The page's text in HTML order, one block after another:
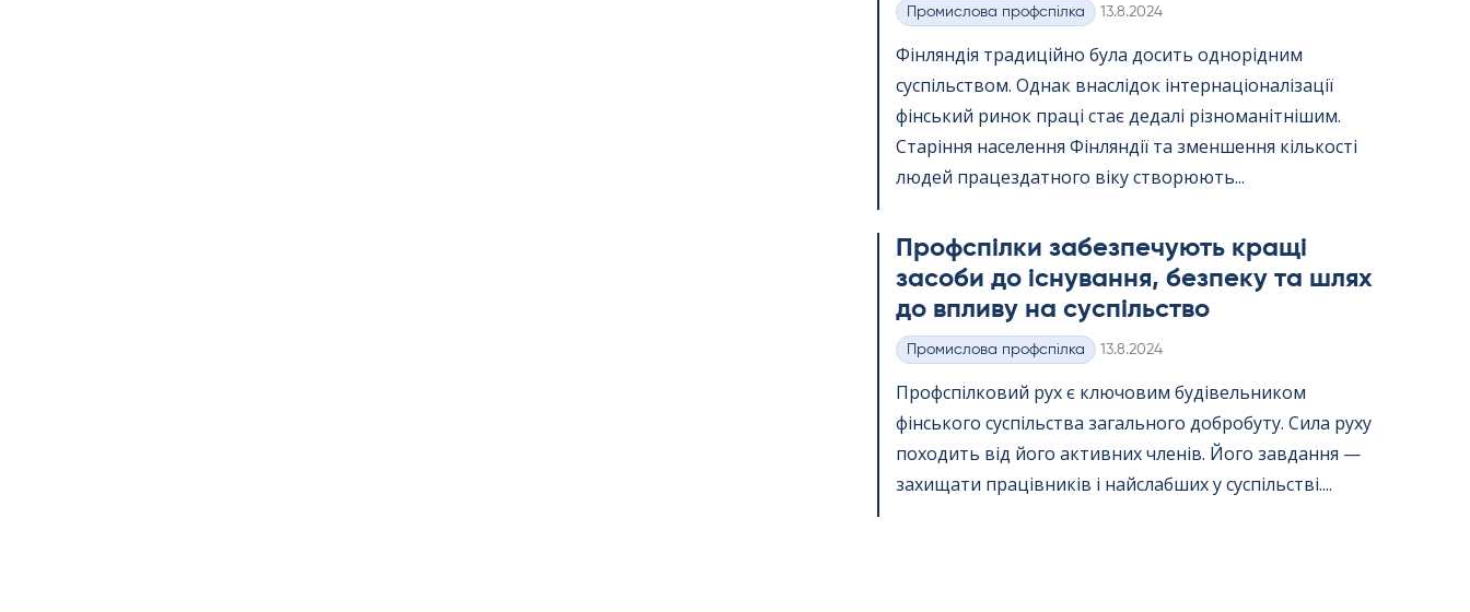
Категорії
Промислова профспілка Kirjoitettu
13.8.2024
Фінляндія традиційно була досить однорідним
суспільством. Однак внаслідок інтернаціоналізації
фінський ринок праці стає дедалі різноманітнішим.
Старіння населення Фінляндії та зменшення кількості
людей працездатного віку створюють...
Профспілки забезпечують кращі
засоби до існування, безпеку та шлях
до впливу на суспільство
Категорії
Промислова профспілка Kirjoitettu
13.8.2024
Профспілковий рух є ключовим будівельником
фінського суспільства загального добробуту. Сила руху
походить від його активних членів. Його завдання —
захищати працівників і найслабших у суспільстві....